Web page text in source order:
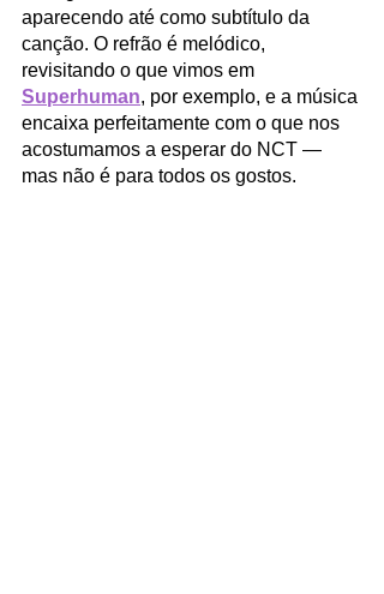
aparecendo até como subtítulo da
canção. O refrão é melódico,
revisitando o que vimos em
Superhuman, por exemplo, e a música
encaixa perfeitamente com o que nos
acostumamos a esperar do NCT —
mas não é para todos os gostos.